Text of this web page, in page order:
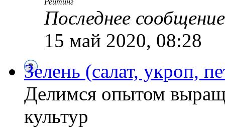
Рейтинг
Последнее сообщение
15 май 2020, 08:28
Зелень (салат, укроп,
Делимся опытом
культур